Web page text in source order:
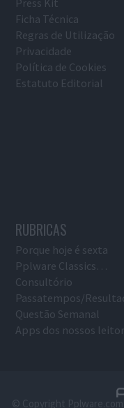
Ficha Técnica
Regras de Utilização
Privacidade
Política de Cookies
Estatuto Editorial
RUBRICAS
Porque hoje é sexta
Pplware Classics…
Consultório
Passatempos/
Questão Semanal
Apps dos nossos
© Copyright Pplware.com